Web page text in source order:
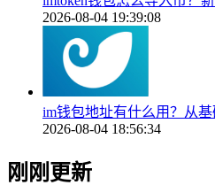
2026-08-04 19:39:08
im钱包地址有什么用？从
2026-08-04 18:56:34
刚刚更新